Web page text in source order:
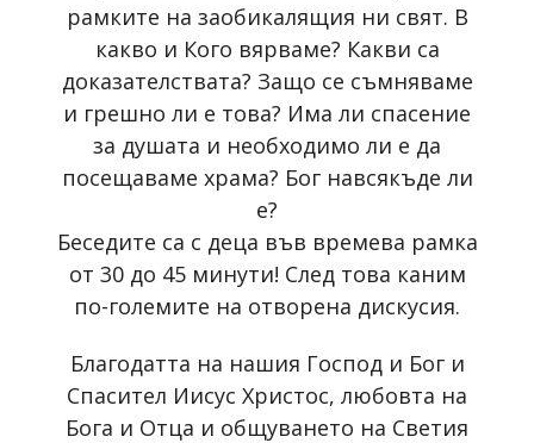
рамките на заобикалящия ни свят. В
какво и Кого вярваме? Какви са
доказателствата? Защо се съмняваме
и грешно ли е това? Има ли спасение
за душата и необходимо ли е да
посещаваме храма? Бог навсякъде ли
е?
Беседите са с деца във времева рамка
от 30 до 45 минути! След това каним
по-големите на отворена дискусия.
Благодатта на нашия Господ и Бог и
Спасител Иисус Христос, любовта на
Бога и Отца и общуването на Светия